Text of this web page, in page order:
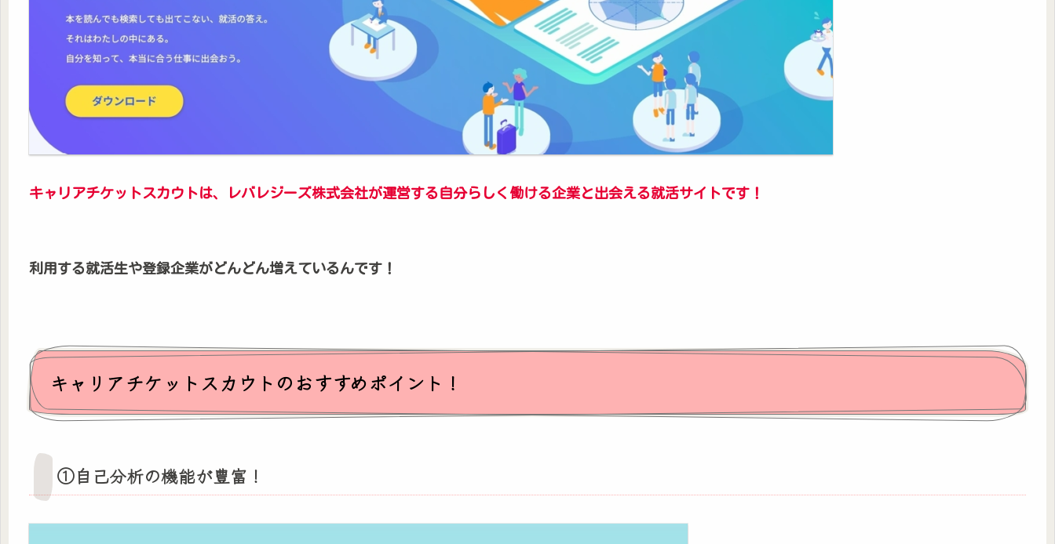
キャリアチケットスカウトは、レバレジーズ株式会社が運営する自分らしく働ける企業と出会える就活サイトです！
利用する就活生や登録企業がどんどん増えているんです！
キャリアチケットスカウトのおすすめポイント！
①自己分析の機能が豊富！